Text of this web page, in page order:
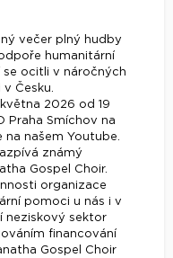
večer plný hudby
humanitární
se ocitli v náročných
Česku.
2026 od 19
Praha Smíchov na
našem Youtube.
známý
Gospel Choir.
organizace
pomoci u nás i v
neziskový sektor
financování
Gospel Choir